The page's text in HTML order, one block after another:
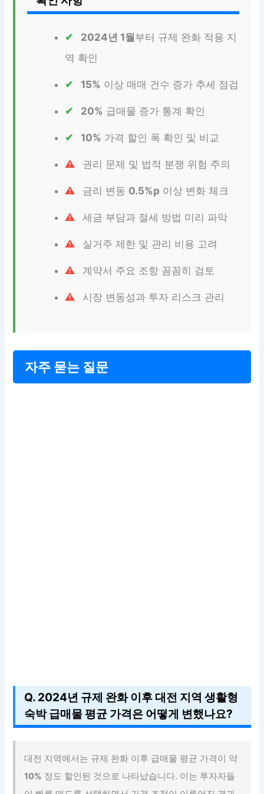
2024년 1월부터 규제 완화 적용 지
역 확인
15% 이상 매매 건수 증가 추세 점검
20% 급매물 증가 통계 확인
10% 가격 할인 폭 확인 및 비교
권리 문제 및 법적 분쟁 위험 주의
금리 변동 0.5%p 이상 변화 체크
세금 부담과 절세 방법 미리 파악
실거주 제한 및 관리 비용 고려
계약서 주요 조항 꼼꼼히 검토
시장 변동성과 투자 리스크 관리
자주 묻는 질문
Q. 2024년 규제 완화 이후 대전 지역 생활형
숙박 급매물 평균 가격은 어떻게 변했나요?
대전 지역에서는 규제 완화 이후 급매물 평균 가격이 약
10% 정도 할인된 것으로 나타났습니다. 이는 투자자들